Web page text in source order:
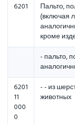
6201
Пальто,
(включая
кроме
- пальто,
6201
11
000
0
- - из
животных